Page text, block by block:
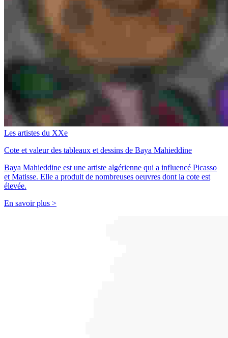
Les artistes du XXe
Cote et valeur des tableaux et dessins de Baya Mahieddine
Baya Mahieddine est une artiste algérienne qui a influencé Picasso
et Matisse. Elle a produit de nombreuses oeuvres dont la cote est
élevée.
En savoir plus >